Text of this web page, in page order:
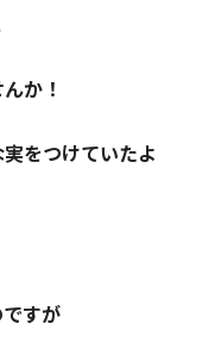
か！
をつけていたよ
すが